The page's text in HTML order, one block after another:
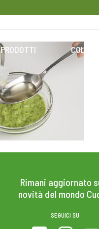
PRODOTTI
Rimani aggiornato
novità del mondo
SEGUICI SU: